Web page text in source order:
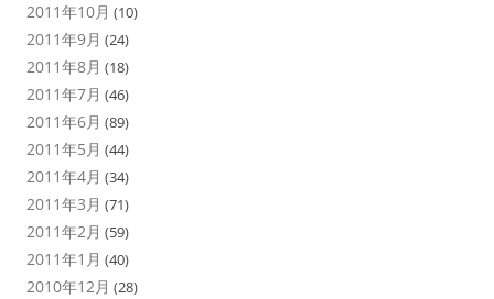
2011年10月 (10)
2011年9月 (24)
2011年8月 (18)
2011年7月 (46)
2011年6月 (89)
2011年5月 (44)
2011年4月 (34)
2011年3月 (71)
2011年2月 (59)
2011年1月 (40)
2010年12月 (28)